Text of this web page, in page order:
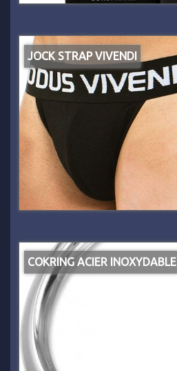
JOCK STRAP VIVENDI
COKRING ACIER INOXYDABLE